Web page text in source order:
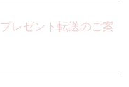
レゼント転送のご案